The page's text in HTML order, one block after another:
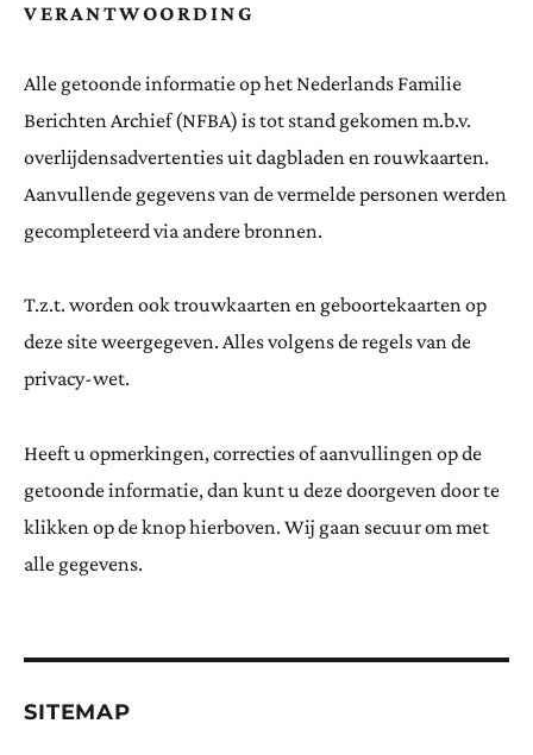
VERANTWOORDING
Alle getoonde informatie op het Nederlands Familie
Berichten Archief (NFBA) is tot stand gekomen m.b.v.
overlijdensadvertenties uit dagbladen en rouwkaarten.
Aanvullende gegevens van de vermelde personen werden
gecompleteerd via andere bronnen.
T.z.t. worden ook trouwkaarten en geboortekaarten op
deze site weergegeven. Alles volgens de regels van de
privacy-wet.
Heeft u opmerkingen, correcties of aanvullingen op de
getoonde informatie, dan kunt u deze doorgeven door te
klikken op de knop hierboven. Wij gaan secuur om met
alle gegevens.
SITEMAP